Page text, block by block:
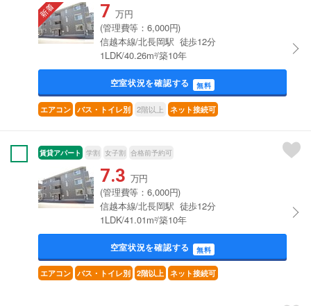
7 万円
(管理費等：6,000円)
信越本線/北長岡駅 徒歩12分
1LDK/40.26m²/築10年
空室状況を確認する 無料
エアコン バス・トイレ別 2階以上 ネット接続可
賃貸アパート 学割 女子割 合格前予約可
7.3 万円
(管理費等：6,000円)
信越本線/北長岡駅 徒歩12分
1LDK/41.01m²/築10年
空室状況を確認する 無料
エアコン バス・トイレ別 2階以上 ネット接続可